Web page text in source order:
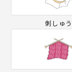
刺しゅう